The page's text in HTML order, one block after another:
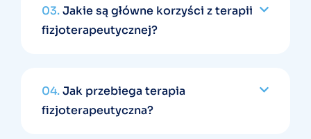
03.Jakie są główne korzyści z terapii
fizjoterapeutycznej?
04.Jak przebiega terapia
fizjoterapeutyczna?